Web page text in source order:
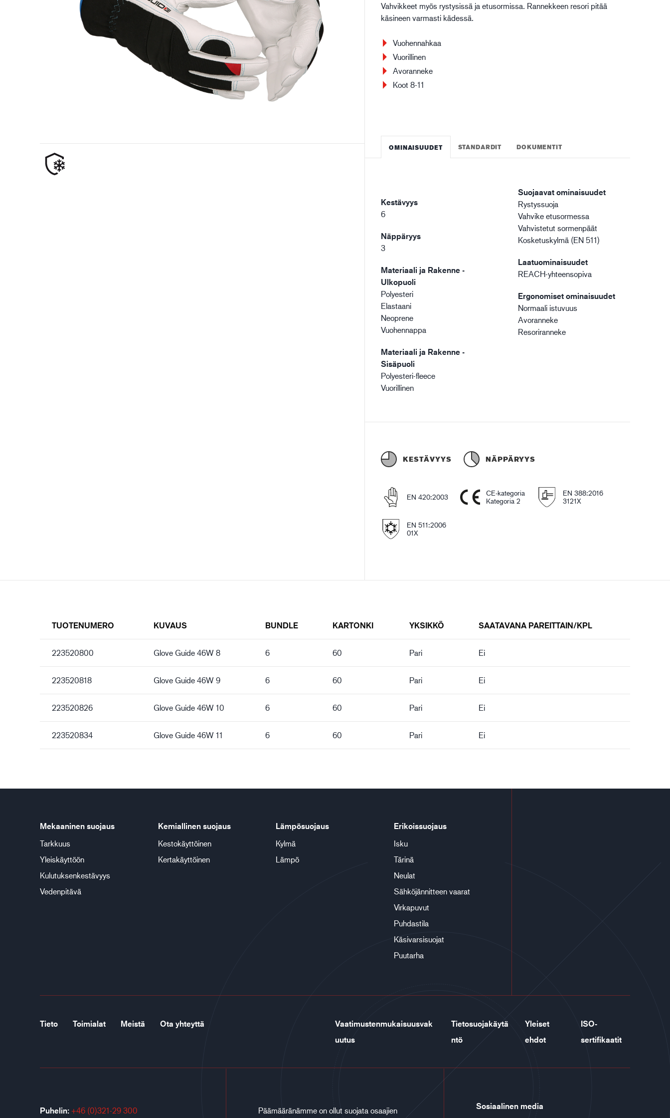
Öljy- ja kaasuteollisuus
Rakentaminen ja
rakennusteollisuus
Logistiikka
Vahvikkeet myös rystysissä ja etusormissa. Rannekkeen resori pitää
käsineen varmasti kädessä.
Vuohennahkaa
Vuorillinen
Avoranneke
Koot 8-11
OMINAISUUDET STANDARDIT DOKUMENTIT
Kestävyys
6
Näppäryys
3
Materiaali ja Rakenne -
Ulkopuoli
Polyesteri
Elastaani
Neoprene
Vuohennappa
Materiaali ja Rakenne -
Sisäpuoli
Polyesteri-fleece
Vuorillinen
Suojaavat ominaisuudet
Rystyssuoja
Vahvike etusormessa
Vahvistetut sormenpäät
Kosketuskylmä (EN 511)
Laatuominaisuudet
REACH-yhteensopiva
Ergonomiset ominaisuudet
Normaali istuvuus
Avoranneke
Resoriranneke
KESTÄVYYS NÄPPÄRYYS
EN 420:2003
CE-kategoria
Kategoria 2
EN 388:2016
3121X
EN 511:2006
01X
TUOTENUMERO KUVAUS BUNDLE KARTONKI YKSIKKÖ SAATAVANA PAREITTAIN/KPL
223520800 Glove Guide 46W 8 6 60 Pari Ei
223520818 Glove Guide 46W 9 6 60 Pari Ei
223520826 Glove Guide 46W 10 6 60 Pari Ei
223520834 Glove Guide 46W 11 6 60 Pari Ei
Mekaaninen suojaus
Tarkkuus
Yleiskäyttöön
Kulutuksenkestävyys
Vedenpitävä
Kemiallinen suojaus
Kestokäyttöinen
Kertakäyttöinen
Lämpösuojaus
Kylmä
Lämpö
Erikoissuojaus
Isku
Tärinä
Neulat
Sähköjännitteen vaarat
Virkapuvut
Puhdastila
Käsivarsisuojat
Puutarha
Tieto Toimialat Meistä Ota yhteyttä
Vaatimustenmukaisuusvak
uutus
Tietosuojakäytä
ntö
Yleiset
ehdot
ISO-
sertifikaatit
Puhelin: +46 (0)321-29 300
Päämääränämme on ollut suojata osaajien
Sosiaalinen media